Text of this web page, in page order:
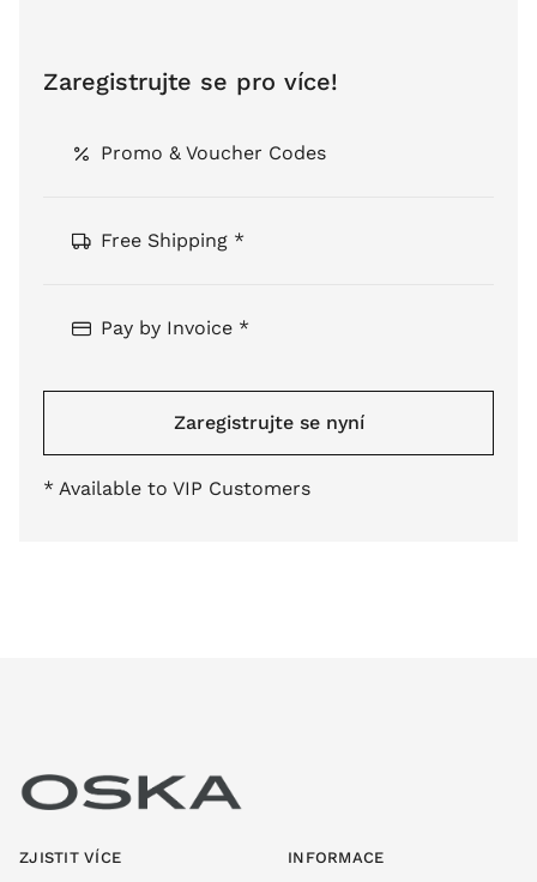
Zaregistrujte se pro více!
Promo & Voucher Codes
Free Shipping *
Pay by Invoice *
Zaregistrujte se nyní
* Available to VIP Customers
ZJISTIT VÍCE INFORMACE